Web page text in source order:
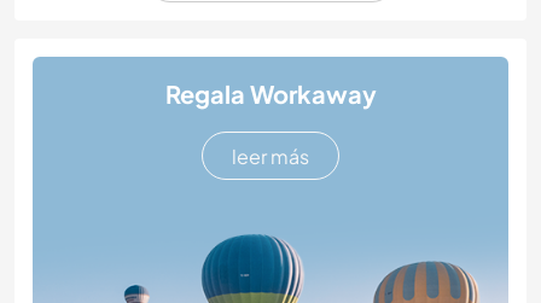
Regala Workaway
leer más